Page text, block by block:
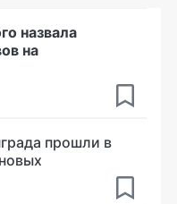
назвала
на
прошли в